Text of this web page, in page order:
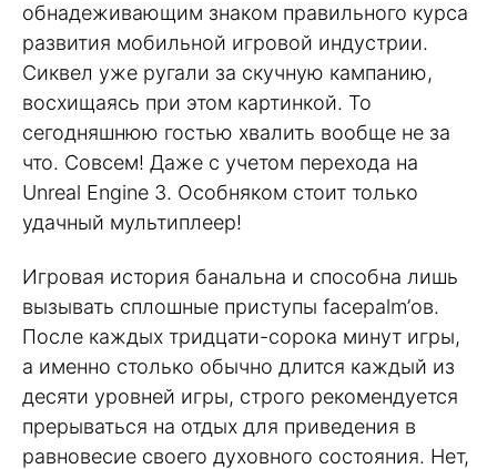
обнадеживающим знаком правильного курса
развития мобильной игровой индустрии.
Сиквел уже ругали за скучную кампанию,
восхищаясь при этом картинкой. То
сегодняшнюю гостью хвалить вообще не за
что. Совсем! Даже с учетом перехода на
Unreal Engine 3. Особняком стоит только
удачный мультиплеер!
Игровая история банальна и способна лишь
вызывать сплошные приступы facepalm’ов.
После каждых тридцати-сорока минут игры,
а именно столько обычно длится каждый из
десяти уровней игры, строго рекомендуется
прерываться на отдых для приведения в
равновесие своего духовного состояния. Нет,